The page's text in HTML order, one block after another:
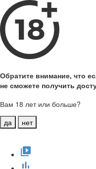
Обратите внимание, что
не сможете получить
Вам 18 лет или больше?
да
нет